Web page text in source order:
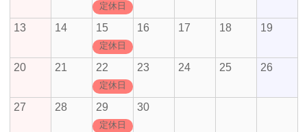
定休日
13 14 15
定休日
16 17 18 19
20 21 22
定休日
23 24 25 26
27 28 29
定休日
30